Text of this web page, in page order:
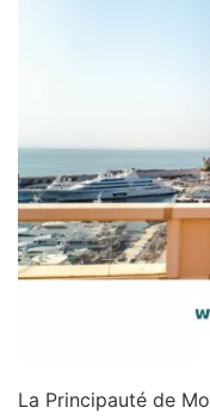
La Principauté de